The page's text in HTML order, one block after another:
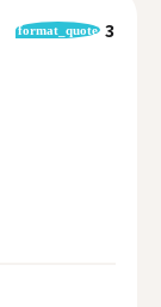
format_quote 3